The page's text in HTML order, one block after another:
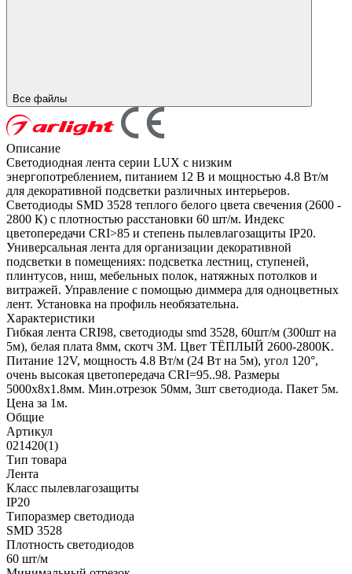
Все файлы
Описание
Светодиодная лента серии LUX с низким
энергопотреблением, питанием 12 В и мощностью 4.8 Вт/м
для декоративной подсветки различных интерьеров.
Светодиоды SMD 3528 теплого белого цвета свечения (2600 -
2800 К) с плотностью расстановки 60 шт/м. Индекс
цветопередачи CRI>85 и степень пылевлагозащиты IP20.
Универсальная лента для организации декоративной
подсветки в помещениях: подсветка лестниц, ступеней,
плинтусов, ниш, мебельных полок, натяжных потолков и
витражей. Управление с помощью диммера для одноцветных
лент. Установка на профиль необязательна.
Характеристики
Гибкая лента CRI98, светодиоды smd 3528, 60шт/м (300шт на
5м), белая плата 8мм, скотч 3М. Цвет ТЁПЛЫЙ 2600-2800K.
Питание 12V, мощность 4.8 Вт/м (24 Вт на 5м), угол 120°,
очень высокая цветопередача CRI=95..98. Размеры
5000х8x1.8мм. Мин.отрезок 50мм, 3шт светодиода. Пакет 5м.
Цена за 1м.
Общие
Артикул
021420(1)
Тип товара
Лента
Класс пылевлагозащиты
IP20
Типоразмер светодиода
SMD 3528
Плотность светодиодов
60 шт/м